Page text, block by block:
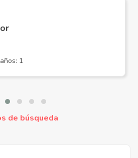
1
de búsqueda